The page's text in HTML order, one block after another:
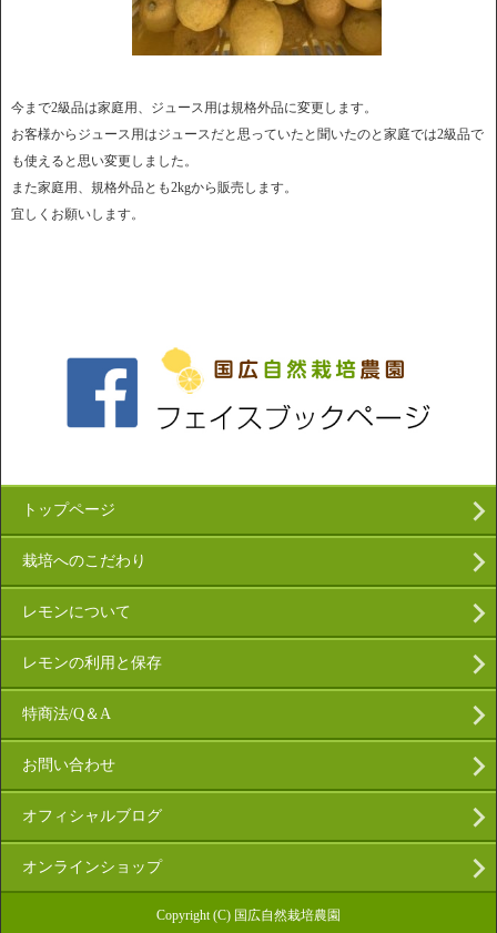
今まで2級品は家庭用、ジュース用は規格外品に変更します。
お客様からジュース用はジュースだと思っていたと聞いたのと家庭では2級品で
も使えると思い変更しました。
また家庭用、規格外品とも2kgから販売します。
宜しくお願いします。
トップページ
栽培へのこだわり
レモンについて
レモンの利用と保存
特商法/Q＆A
お問い合わせ
オフィシャルブログ
オンラインショップ
Copyright (C) 国広自然栽培農園